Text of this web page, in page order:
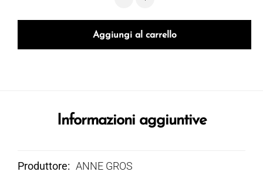
Aggiungi al carrello
Informazioni aggiuntive
Produttore ANNE GROS